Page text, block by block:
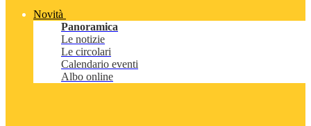
Novità
Panoramica
Le notizie
Le circolari
Calendario eventi
Albo online